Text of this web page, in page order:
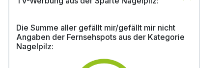
Die Summe aller gefällt mir/gefällt mir nicht
Angaben der Fernsehspots aus der Kategorie
Nagelpilz: